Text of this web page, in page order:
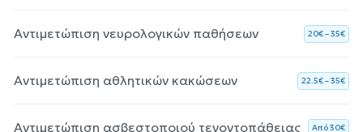
Αντιμετώπιση νευρολογικών παθήσεων 20€ – 35€
Αντιμετώπιση αθλητικών κακώσεων 22.5€ – 35€
Αντιμετώπιση ασβεστοποιού τενοντοπάθειας Aπό 30€